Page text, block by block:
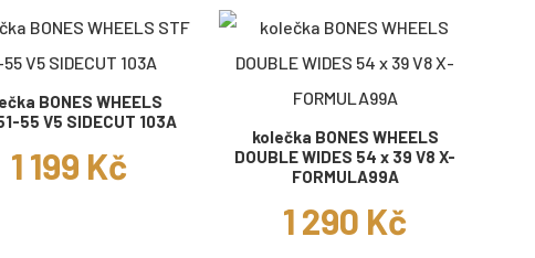
BONES WHEELS
55 V5 SIDECUT 103A
1 199 Kč
kolečka BONES WHEELS
DOUBLE WIDES 54 x 39 V8 X-
FORMULA99A
1 290 Kč